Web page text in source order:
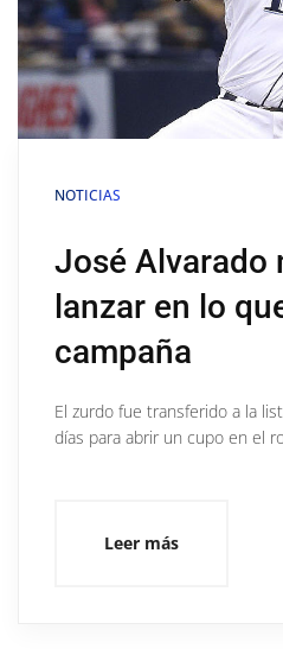
NOTICIAS
José Alvarado
lanzar en lo
campaña
El zurdo fue transferido a la
días para abrir un cupo en el
Leer más